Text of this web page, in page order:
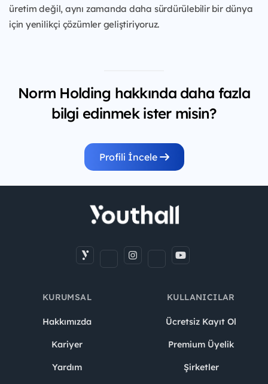
üretim değil, aynı zamanda daha sürdürülebilir bir dünya
için yenilikçi çözümler geliştiriyoruz.
Norm Holding hakkında daha fazla
bilgi edinmek ister misin?
Profili İncele
KURUMSAL
Hakkımızda
Kariyer
Yardım
KULLANICILAR
Ücretsiz Kayıt Ol
Premium Üyelik
Şirketler